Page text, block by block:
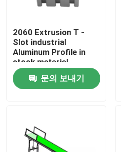
제품
2060 Extrusion T -
Slot industrial
Aluminum Profile in
stock material
문의 보내기